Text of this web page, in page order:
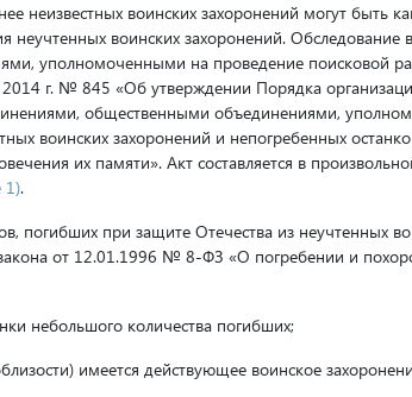
неизвестных воинских захоронений могут быть
неучтенных воинских захоронений.
уполномоченными на проведение поисковой
г. № 845 «Об утверждении Порядка
общественными объединениями,
воинских захоронений и непогребенных
их памяти». Акт составляется в
.
погибших при защите Отечества из неучтенных
от 12.01.1996 № 8-ФЗ «О погребении и
небольшого количества погибших;
имеется действующее воинское